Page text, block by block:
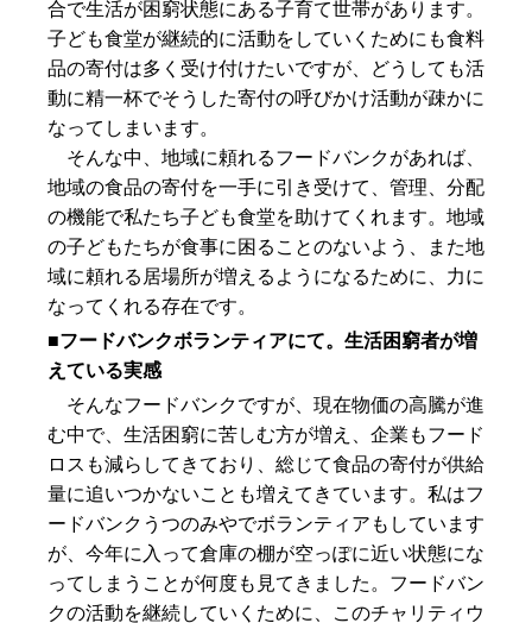
合で生活が困窮状態にある子育て世帯があります。
子ども食堂が継続的に活動をしていくためにも食料
品の寄付は多く受け付けたいですが、どうしても活
動に精一杯でそうした寄付の呼びかけ活動が疎かに
なってしまいます。
そんな中、地域に頼れるフードバンクがあれば、
地域の食品の寄付を一手に引き受けて、管理、分配
の機能で私たち子ども食堂を助けてくれます。地域
の子どもたちが食事に困ることのないよう、また地
域に頼れる居場所が増えるようになるために、力に
なってくれる存在です。
■フードバンクボランティアにて。生活困窮者が増
えている実感
そんなフードバンクですが、現在物価の高騰が進
む中で、生活困窮に苦しむ方が増え、企業もフード
ロスも減らしてきており、総じて食品の寄付が供給
量に追いつかないことも増えてきています。私はフ
ードバンクうつのみやでボランティアもしています
が、今年に入って倉庫の棚が空っぽに近い状態にな
ってしまうことが何度も見てきました。フードバン
クの活動を継続していくために、このチャリティウ